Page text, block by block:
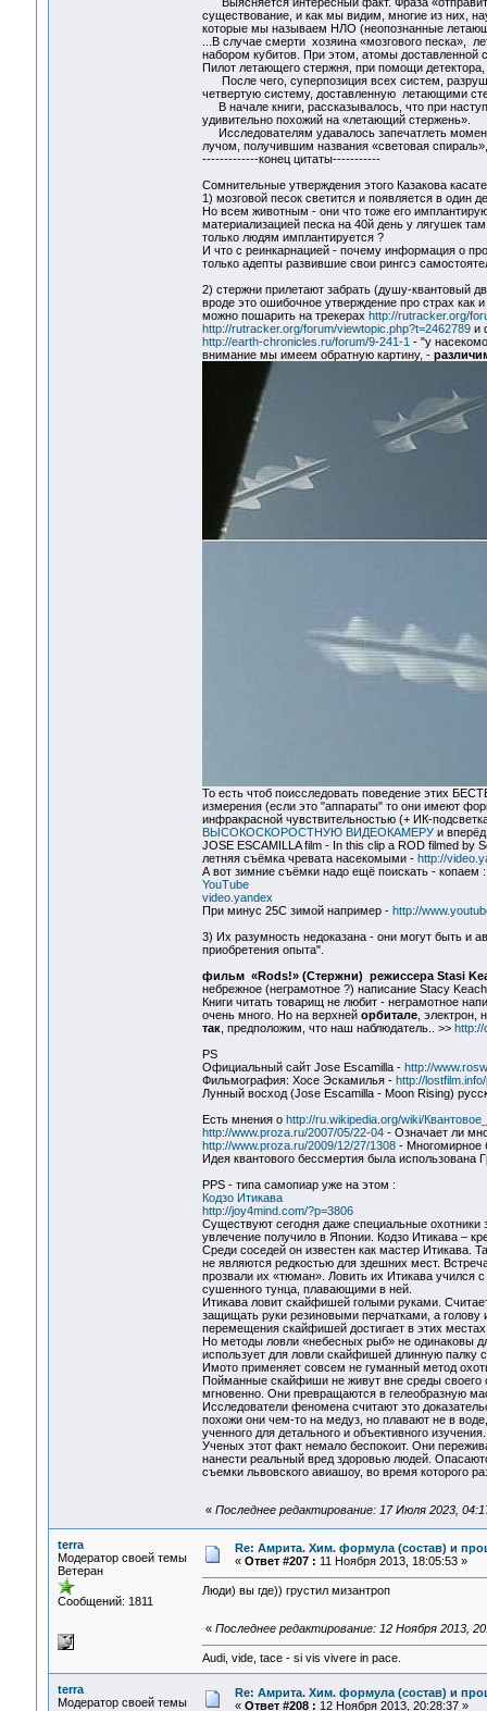
существование, и как мы видим, многие из них,
которые мы называем НЛО (неопознанные
...В случае смерти хозяина «мозгового песка»,
набором кубитов. При этом, атомы доставленной
Пилот летающего стержня, при помощи
После чего, суперпозиция всех систем,
четвертую систему, доставленную летающими
В начале книги, рассказывалось, что при
удивительно похожий на «летающий стержень».
Исследователям удавалось запечатлеть
лучом, получившим названия «световая
-------------конец цитаты-----------
Сомнительные утверждения этого Казакова
1) мозговой песок светится и появляется в один
Но всем животным - они что тоже его
материализацией песка на 40й день у лягушек
только людям имплантируется ?
И что с реинкарнацией - почему информация о
только адепты развившие свои рингсэ
2) стержни прилетают забрать (душу-квантовый
вроде это ошибочное утверждение про страх как
можно пошарить на трекерах http://rutracker.org/
http://rutracker.org/forum/viewtopic.php?t=2462789и
http://earth-chronicles.ru/forum/9-241-1 - "у
внимание мы имеем обратную картину, -
То есть чтоб поисследовать поведение этих
измерения (если это "аппараты" то они имеют
инфракрасной чувствительностью (+ ИК-
ВЫСОКОСКОРОСТНУЮ ВИДЕОКАМЕРУи
JOSE ESCAMILLA film - In this clip a ROD filmed by
летняя съёмка чревата насекомыми - http://
А вот зимние съёмки надо ещё поискать - копаем :
YouTube
video.yandex
При минус 25С зимой например - http://
3) Их разумность недоказана - они могут быть и
приобретения опыта".
фильм «Rods!» (Стержни) режиссера Stasi
небрежное (неграмотное ?) написание Stacy
Книги читать товарищ не любит - неграмотное
очень много. Но на верхней орбитале, электрон,
так, предположим, что наш наблюдатель.. >> http://
PS
Официальный сайт Jose Escamilla - http://
Фильмография: Хосе Эскамилья - http://
Лунный восход (Jose Escamilla - Moon Rising)
Есть мнения о http://ru.wikipedia.org/wiki/
http://www.proza.ru/2007/05/22-04- Означает ли
http://www.proza.ru/2009/12/27/1308- Многомирное
Идея квантового бессмертия была
PPS - типа самопиар уже на этом :
Кодзо Итикава
http://joy4mind.com/?p=3806
Существуют сегодня даже специальные
увлечение получило в Японии. Кодзо Итикава –
Среди соседей он известен как мастер Итикава.
не являются редкостью для здешних мест.
прозвали их «тюман». Ловить их Итикава учился
сушенного тунца, плавающими в ней.
Итикава ловит скайфишей голыми руками.
защищать руки резиновыми перчатками, а голову
перемещения скайфишей достигает в этих
Но методы ловли «небесных рыб» не одинаковы
использует для ловли скайфишей длинную палку
Имото применяет совсем не гуманный метод
Пойманные скайфиши не живут вне среды своего
мгновенно. Они превращаются в гелеобразную
Исследователи феномена считают это
похожи они чем-то на медуз, но плавают не в
ученного для детального и объективного изучения.
Ученых этот факт немало беспокоит. Они
нанести реальный вред здоровью людей.
съемки львовского авиашоу, во время которого
« Последнее редактирование: 17 Июля 2023,
terra
Модератор своей темы
Ветеран
Сообщений: 1811
Re: Амрита. Хим. формула (состав) и
« Ответ #207 : 11 Ноября 2013, 18:05:53 »
Люди) вы где)) грустил мизантроп
« Последнее редактирование: 12 Ноября 2013,
Audi, vide, tace - si vis vivere in pace.
terra
Модератор своей темы
Re: Амрита. Хим. формула (состав) и
« Ответ #208 : 12 Ноября 2013, 20:28:37 »